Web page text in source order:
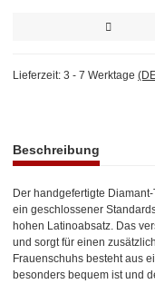
Lieferzeit: 3 - 7 Werktage
Beschreibung
Der handgefertigte
ein geschlossener
hohen Latinoabsatz. Das
und sorgt für einen
Frauenschuhs besteht aus
besonders bequem ist und